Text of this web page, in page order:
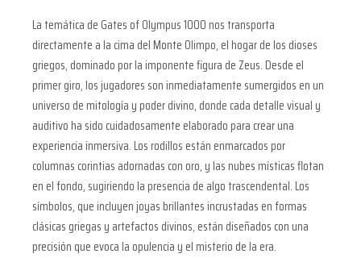
La temática de Gates of Olympus 1000 nos transporta
directamente a la cima del Monte Olimpo, el hogar de los dioses
griegos, dominado por la imponente figura de Zeus. Desde el
primer giro, los jugadores son inmediatamente sumergidos en un
universo de mitología y poder divino, donde cada detalle visual y
auditivo ha sido cuidadosamente elaborado para crear una
experiencia inmersiva. Los rodillos están enmarcados por
columnas corintias adornadas con oro, y las nubes místicas flotan
en el fondo, sugiriendo la presencia de algo trascendental. Los
símbolos, que incluyen joyas brillantes incrustadas en formas
clásicas griegas y artefactos divinos, están diseñados con una
precisión que evoca la opulencia y el misterio de la era.